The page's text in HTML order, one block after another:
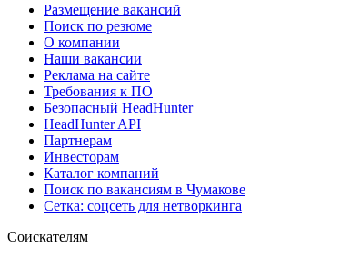
Размещение вакансий
Поиск по резюме
О компании
Наши вакансии
Реклама на сайте
Требования к ПО
Безопасный HeadHunter
HeadHunter API
Партнерам
Инвесторам
Каталог компаний
Поиск по вакансиям в Чумакове
Сетка: соцсеть для нетворкинга
Соискателям